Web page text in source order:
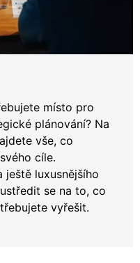
místo pro
plánování? Na
vše, co
cíle.
ještě luxusnějšího
se na to, co
vyřešit.